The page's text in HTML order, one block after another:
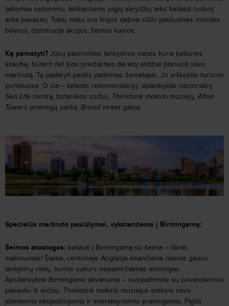
laikomas sezoniniu. Ieškantiems pigių skrydžių teks keliauti rudenį
arba pavasarį. Tokiu metu oro linijos dažnai siūlo paskutinės minutės
bilietus, dominuoja akcijos, žemos kainos.
Ką pamatyti? Jūsų pasirinktos lankytinos vietos kuria kelionės
kokybę, būtent dėl šios priežasties dėrėtų atidžiai planuoti savo
maršrutą. Tą padaryti padės patikimas žemėlapis. Jo ieškokite turizmo
punktuose. O čia – keletas rekomendacijų: aplankykite nacionalinį
Sea Life centrą, botanikos sodus, Thinktank mokslo muziejų, Alton
Towers pramogų parką, Broad street gatvę.
Specialūs maršruto pasiūlymai, vykstantiems į Birmingamą:
Šeimos atostogos: keliauti į Birmingamą su šeima – tikras
malonumas! Šiame, centrinėje Anglijoje esančiame mieste gausu
lankytinų vietų, kurios sukurs nepamirštamas atostogas.
Apsilankykite Birmingamo akvariume – susipažinsite su povandeniniu
pasauliu iš arčiau. Thinktank mokslo muziejus stebins savo
įdomiomis ekspozicijomis ir interaktyviomis pramogomis. Pigūs